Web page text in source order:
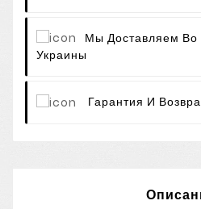
Мы Доставляем Во
Украины
Гарантия И